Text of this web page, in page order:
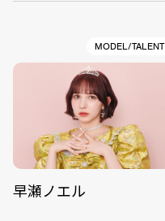
MODEL/TALENT
早瀬ノエル